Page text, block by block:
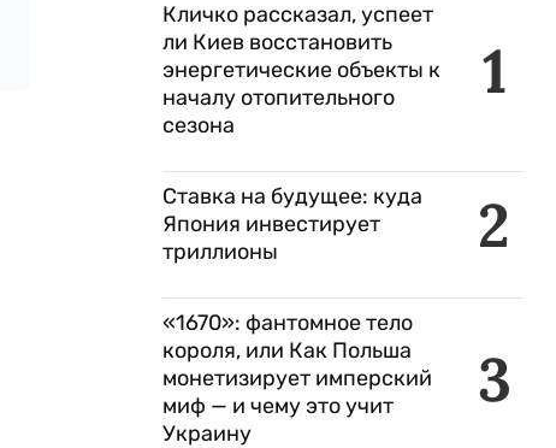
1
Кличко рассказал, успеет
ли Киев восстановить
энергетические объекты к
началу отопительного
сезона
2
Ставка на будущее: куда
Япония инвестирует
триллионы
3
«1670»: фантомное тело
короля, или Как Польша
монетизирует имперский
миф — и чему это учит
Украину